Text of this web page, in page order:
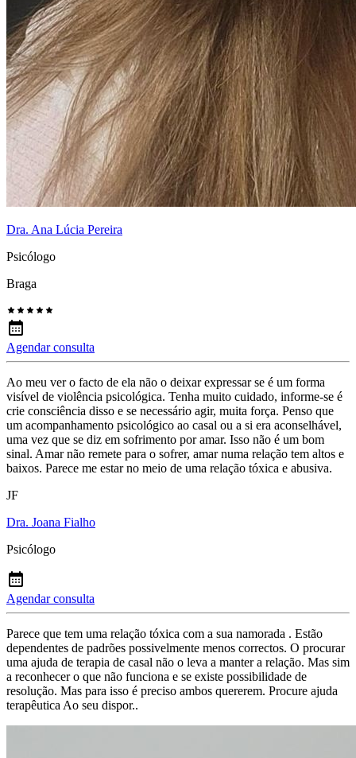
Dra. Ana Lúcia Pereira
Psicólogo
Braga
Agendar consulta
Ao meu ver o facto de ela não o deixar expressar se é um forma
visível de violência psicológica. Tenha muito cuidado, informe-se é
crie consciência disso e se necessário agir, muita força. Penso que
um acompanhamento psicológico ao casal ou a si era aconselhável,
uma vez que se diz em sofrimento por amar. Isso não é um bom
sinal. Amar não remete para o sofrer, amar numa relação tem altos e
baixos. Parece me estar no meio de uma relação tóxica e abusiva.
JF
Dra. Joana Fialho
Psicólogo
Agendar consulta
Parece que tem uma relação tóxica com a sua namorada . Estão
dependentes de padrões possivelmente menos correctos. O procurar
uma ajuda de terapia de casal não o leva a manter a relação. Mas sim
a reconhecer o que não funciona e se existe possibilidade de
resolução. Mas para isso é preciso ambos quererem. Procure ajuda
terapêutica Ao seu dispor..